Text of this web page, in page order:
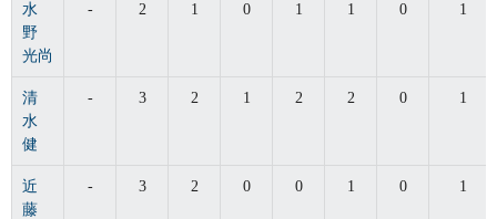
水
野
光尚
- 2 1 0 1 1 0 1
清
水
健
- 3 2 1 2 2 0 1
近
藤
- 3 2 0 0 1 0 1